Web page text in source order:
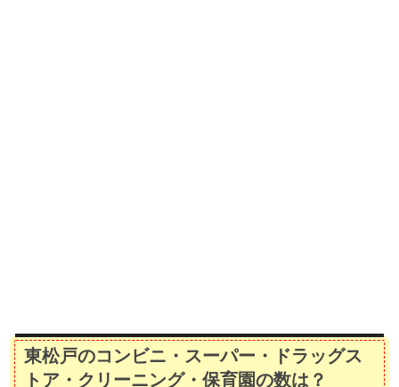
東松戸のコンビニ・スーパー・ドラッグス
トア・クリーニング・保育園の数は？